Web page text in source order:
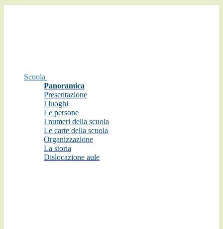
Scuola
Panoramica
Presentazione
I luoghi
Le persone
I numeri della scuola
Le carte della scuola
Organizzazione
La storia
Dislocazione aule